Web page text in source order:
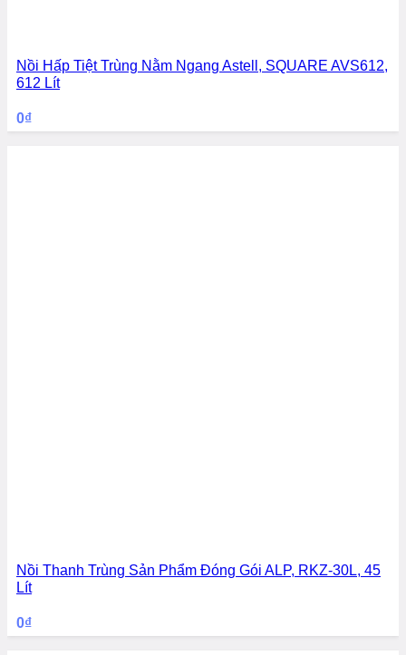
Nồi Hấp Tiệt Trùng Nằm Ngang Astell, SQUARE AVS612,
612 Lít
0₫
Nồi Thanh Trùng Sản Phẩm Đóng Gói ALP, RKZ-30L, 45
Lít
0₫